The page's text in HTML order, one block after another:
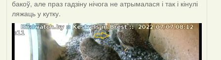
бакоў, але праз гадзіну нічога не атрымалася і так і кінулі
ляжаць у кутку.